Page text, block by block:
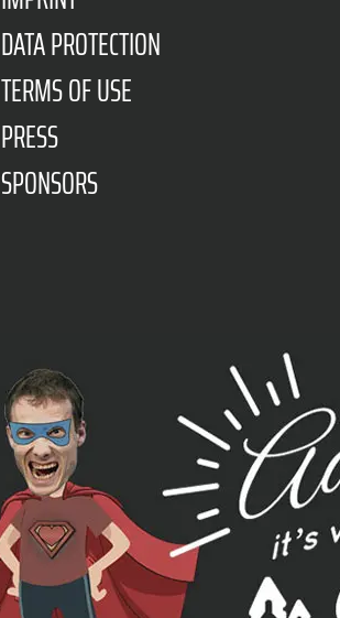
DATA PROTECTION
TERMS OF USE
PRESS
SPONSORS